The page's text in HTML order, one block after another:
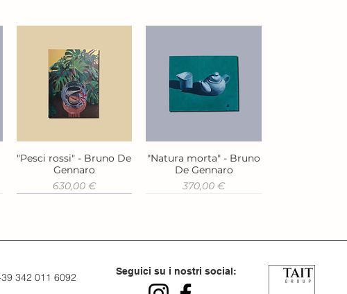
Vista rapida
"Pesci rossi" - Bruno De
Gennaro
Prezzo
630,00 €
Vista rapida
"Natura morta" - Bruno
De Gennaro
Prezzo
370,00 €
342 011 6092 Seguici su i nostri social: